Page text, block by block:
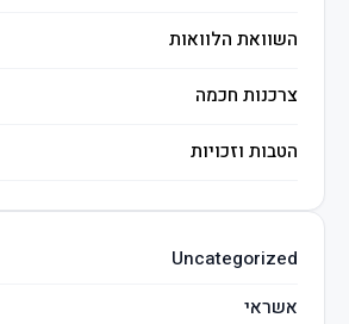
השוואת הלוואות
צרכנות חכמה
הטבות וזכויות
השקעות חכמות
מיסים
Uncategorized
אשראי